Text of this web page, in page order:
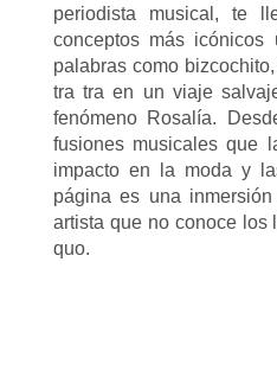
periodista musical, te
conceptos más icónicos
palabras como
tra tra en un viaje
fenómeno Rosalía.
fusiones musicales que
impacto en la moda y
página es una
artista que no conoce los
quo.